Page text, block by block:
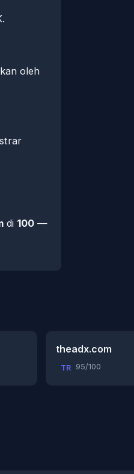
oleh
di 100 —
theadx.com
TR 95/100